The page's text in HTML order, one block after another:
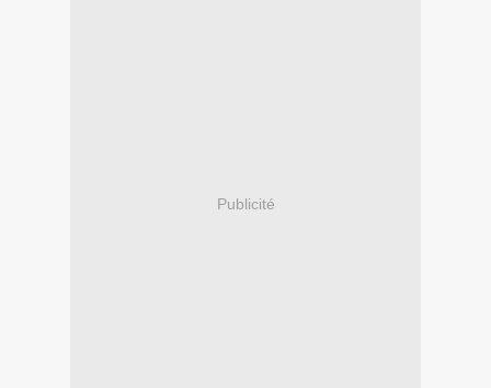
Publicité